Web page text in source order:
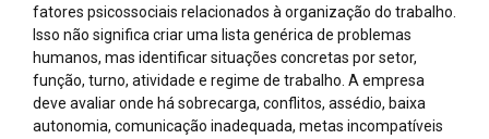
fatores psicossociais relacionados à organização do trabalho.
Isso não significa criar uma lista genérica de problemas
humanos, mas identificar situações concretas por setor,
função, turno, atividade e regime de trabalho. A empresa
deve avaliar onde há sobrecarga, conflitos, assédio, baixa
autonomia, comunicação inadequada, metas incompatíveis